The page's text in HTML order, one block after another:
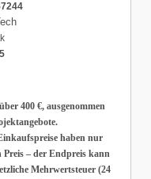
400 €, ausgenommen
haben nur
Preis – der Endpreis kann
Mehrwertsteuer (24